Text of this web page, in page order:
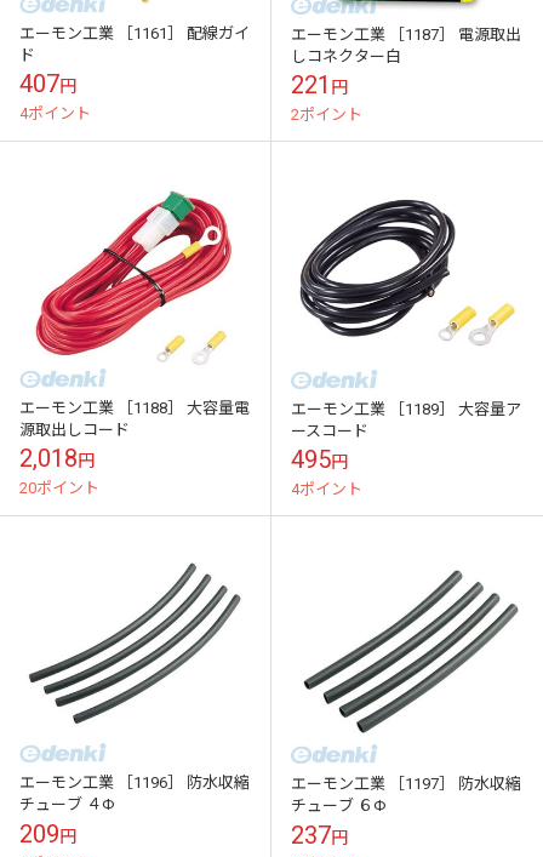
エーモン工業 ［1161］ 配線ガイ
ド
407円
4ポイント
エーモン工業 ［1187］ 電源取出
しコネクター白
221 円
2ポイント
エーモン工業 ［1188］ 大容量電
源取出しコード
2,018円
20ポイント
エーモン工業 ［1189］ 大容量ア
ースコード
495円
4ポイント
エーモン工業 ［1196］ 防水収縮
チューブ ４Φ
209円
エーモン工業 ［1197］ 防水収縮
チューブ ６Φ
237円